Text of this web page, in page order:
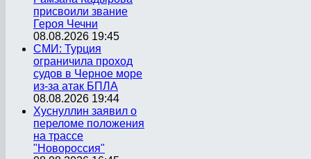
присвоили звание
Героя Чечни
08.08.2026 19:45
СМИ: Турция
ограничила проход
судов в Черное море
из-за атак БПЛА
08.08.2026 19:44
Хуснуллин заявил о
переломе положения
на трассе
"Новороссия"